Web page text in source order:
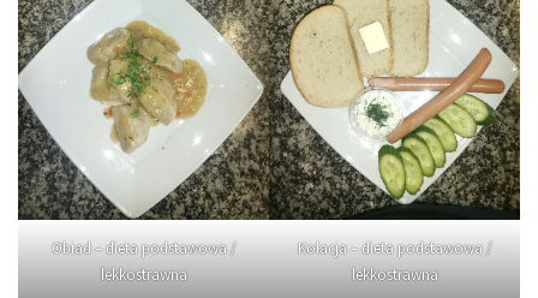
Obiad – dieta podstawowa /
lekkostrawna
Kolacja – dieta podstawowa /
lekkostrawna